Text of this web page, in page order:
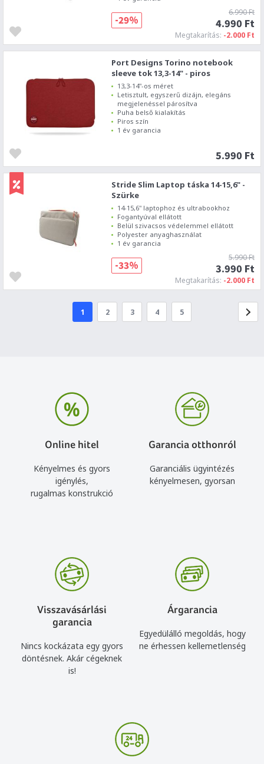
6.990 Ft
4.990 Ft
Megtakarítás: -2.000 Ft
-29%
Port Designs Torino notebook
sleeve tok 13,3-14" - piros
13,3-14"-os méret
Letisztult, egyszerű dizájn, elegáns
megjelenéssel párosítva
Puha belső kialakítás
Piros szín
1 év garancia
5.990 Ft
Stride Slim Laptop táska 14-15,6" -
Szürke
14-15,6" laptophoz és ultrabookhoz
Fogantyúval ellátott
Belül szivacsos védelemmel ellátott
Polyester anyaghasználat
1 év garancia
5.990 Ft
3.990 Ft
Megtakarítás: -2.000 Ft
-33%
1 2 3 4 5
Online hitel
Kényelmes és gyors
igénylés,
rugalmas konstrukció
Garancia otthonról
Garanciális ügyintézés
kényelmesen, gyorsan
Visszavásárlási
garancia
Nincs kockázata egy gyors
döntésnek. Akár cégeknek
is!
Árgarancia
Egyedülálló megoldás, hogy
ne érhessen kellemetlenség